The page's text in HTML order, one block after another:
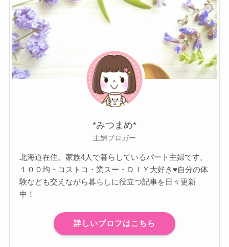
*みつまめ*
主婦ブロガー
北海道在住。家族4人で暮らしているパート主婦です。
１００均・コストコ・業スー・ＤＩＹ大好き♥自分の体
験なども交えながら暮らしに役立つ記事を日々更新
中！
詳しいプロフはこちら